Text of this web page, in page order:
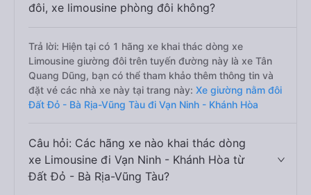
đôi, xe limousine phòng đôi không?
Trả lời: Hiện tại có 1 hãng xe khai thác dòng xe
Limousine giường đôi trên tuyến đường này là xe Tân
Quang Dũng, bạn có thể tham khảo thêm thông tin và
đặt vé các nhà xe này tại trang này: Xe giường nằm đôi
Đất Đỏ - Bà Rịa-Vũng Tàu đi Vạn Ninh - Khánh Hòa
Câu hỏi: Các hãng xe nào khai thác dòng
xe Limousine đi Vạn Ninh - Khánh Hòa từ
Đất Đỏ - Bà Rịa-Vũng Tàu?